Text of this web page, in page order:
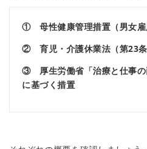
① 母性健康管理措置（男女雇
② 育児・介護休業法（第23条
③ 厚生労働省「治療と仕事の
に基づく措置